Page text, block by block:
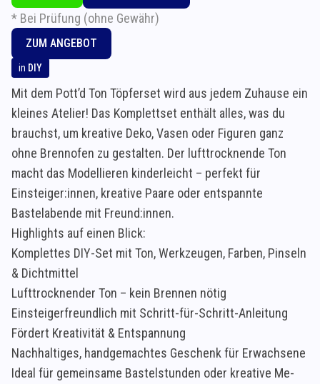
* Bei Prüfung (ohne Gewähr)
ZUM ANGEBOT
in DIY
Mit dem Pott’d Ton Töpferset wird aus jedem Zuhause ein
kleines Atelier! Das Komplettset enthält alles, was du
brauchst, um kreative Deko, Vasen oder Figuren ganz
ohne Brennofen zu gestalten. Der lufttrocknende Ton
macht das Modellieren kinderleicht – perfekt für
Einsteiger:innen, kreative Paare oder entspannte
Bastelabende mit Freund:innen.
Highlights auf einen Blick:
Komplettes DIY-Set mit Ton, Werkzeugen, Farben, Pinseln
& Dichtmittel
Lufttrocknender Ton – kein Brennen nötig
Einsteigerfreundlich mit Schritt-für-Schritt-Anleitung
Fördert Kreativität & Entspannung
Nachhaltiges, handgemachtes Geschenk für Erwachsene
Ideal für gemeinsame Bastelstunden oder kreative Me-